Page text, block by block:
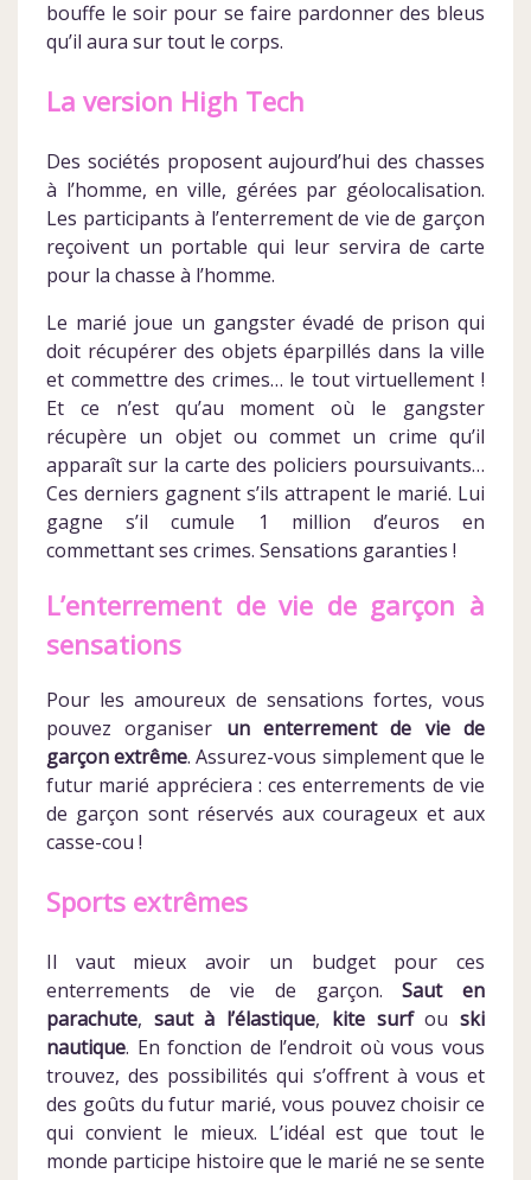
bouffe le soir pour se faire pardonner des bleus
qu’il aura sur tout le corps.
La version High Tech
Des sociétés proposent aujourd’hui des chasses
à l’homme, en ville, gérées par géolocalisation.
Les participants à l’enterrement de vie de garçon
reçoivent un portable qui leur servira de carte
pour la chasse à l’homme.
Le marié joue un gangster évadé de prison qui
doit récupérer des objets éparpillés dans la ville
et commettre des crimes… le tout virtuellement !
Et ce n’est qu’au moment où le gangster
récupère un objet ou commet un crime qu’il
apparaît sur la carte des policiers poursuivants…
Ces derniers gagnent s’ils attrapent le marié. Lui
gagne s’il cumule 1 million d’euros en
commettant ses crimes. Sensations garanties !
L’enterrement de vie de garçon à
sensations
Pour les amoureux de sensations fortes, vous
pouvez organiser un enterrement de vie de
garçon extrême. Assurez-vous simplement que le
futur marié appréciera : ces enterrements de vie
de garçon sont réservés aux courageux et aux
casse-cou !
Sports extrêmes
Il vaut mieux avoir un budget pour ces
enterrements de vie de garçon.Saut en
parachute, saut à l’élastique, kite surfouski
nautique. En fonction de l’endroit où vous vous
trouvez, des possibilités qui s’offrent à vous et
des goûts du futur marié, vous pouvez choisir ce
qui convient le mieux. L’idéal est que tout le
monde participe histoire que le marié ne se sente